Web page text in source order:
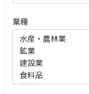
業種